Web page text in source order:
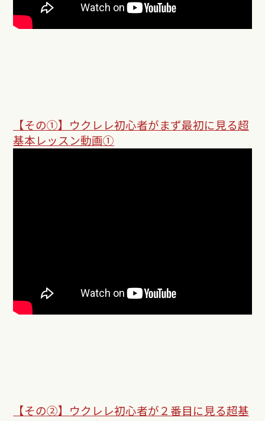
【その①】 ウクレレ初心者がまず最初に見る超
基本レッスン動画①
【その②】 ウクレレ初心者が２番目に見る超基